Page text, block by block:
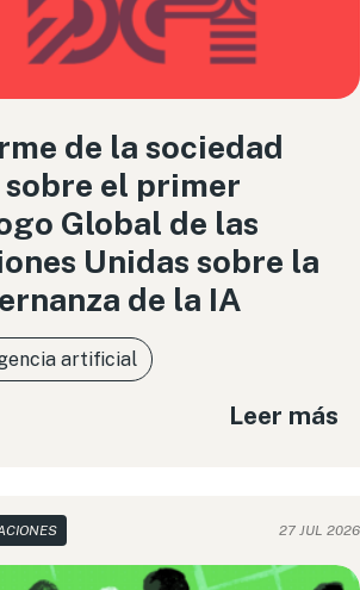
de la sociedad
el primer
Global de las
Unidas sobre la
de la IA
artificial
Leer más
27 JUL 2026